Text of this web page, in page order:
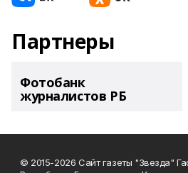
Партнеры
Фотобанк
журналистов РБ
© 2015-2026 Сайт газеты "Звезда"